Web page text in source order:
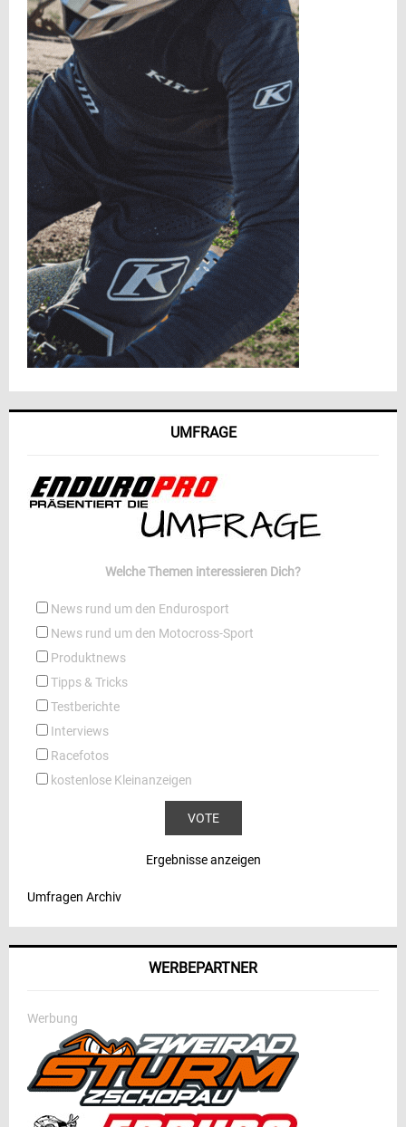
UMFRAGE
Welche Themen interessieren Dich?
News rund um den Endurosport
News rund um den Motocross-Sport
Produktnews
Tipps & Tricks
Testberichte
Interviews
Racefotos
kostenlose Kleinanzeigen
Ergebnisse anzeigen
Umfragen Archiv
WERBEPARTNER
Werbung